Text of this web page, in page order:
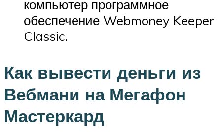
компьютер программное
обеспечение Webmoney Keeper
Classic.
Как вывести деньги из
Вебмани на Мегафон
Мастеркард